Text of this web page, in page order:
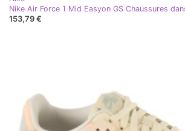
Nike Air Force 1 Mid Easyon GS Chaussures
153,79 €